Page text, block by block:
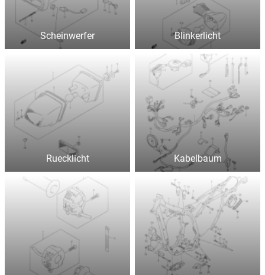
Scheinwerfer Blinkerlicht
Ruecklicht Kabelbaum